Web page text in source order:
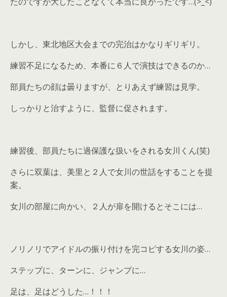
しかし、東北地区大会までの完治はかなりギリギリ。
練習不足になるため、本番に６人で演技はできるのか…
部員たちの顔は曇りますが、とりあえず練習は見学。
しっかりと治すように、監督に促されます。
練習後、部員たちに過保護な扱いをされる女川くん(笑)
さらに双葉は、美里と２人で女川の世話をすることを提
案。
女川の部屋に向かい、２人が扉を開けるとそこには…
ノリノリでアイドルの振り付けを完コピする女川の姿…
ステップに、ターンに、ジャンプに…
足は、足はどうした…！！！